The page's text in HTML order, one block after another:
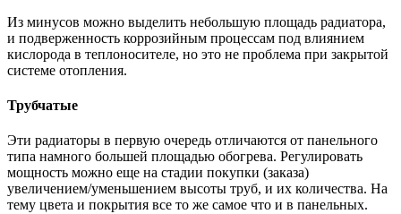
Из минусов можно выделить небольшую площадь радиатора,
и подверженность коррозийным процессам под влиянием
кислорода в теплоносителе, но это не проблема при закрытой
системе отопления.
Трубчатые
Эти радиаторы в первую очередь отличаются от панельного
типа намного большей площадью обогрева. Регулировать
мощность можно еще на стадии покупки (заказа)
увеличением/уменьшением высоты труб, и их количества. На
тему цвета и покрытия все то же самое что и в панельных.